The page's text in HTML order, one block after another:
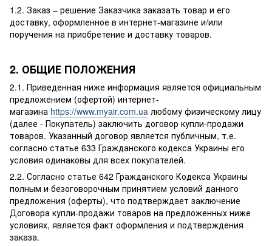
1.2. Заказ – решение Заказчика заказать товар и его
доставку, оформленное в интернет-магазине и/или
поручения на приобретение и доставку товаров.
2. ОБЩИЕ ПОЛОЖЕНИЯ
2.1. Приведенная ниже информация является официальным
предложением (офертой) интернет-
магазина https://www.myair.com.ua любому физическому лицу
(далее - Покупатель) заключить договор купли-продажи
товаров. Указанный договор является публичным, т.е.
согласно статье 633 Гражданского кодекса Украины его
условия одинаковы для всех покупателей.
2.2. Согласно статье 642 Гражданского Кодекса Украины
полным и безоговорочным принятием условий данного
предложения (оферты), что подтверждает заключение
Договора купли-продажи товаров на предложенных ниже
условиях, является факт оформления и подтверждения
заказа.